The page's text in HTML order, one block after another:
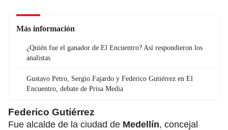
Más información
¿Quién fue el ganador de El Encuentro? Así respondieron los
analistas
Gustavo Petro, Sergio Fajardo y Federico Gutiérrez en El
Encuentro, debate de Prisa Media
Federico Gutiérrez
Fue alcalde de la ciudad de Medellín, concejal